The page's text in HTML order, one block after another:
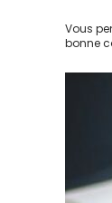
Vous
bonne